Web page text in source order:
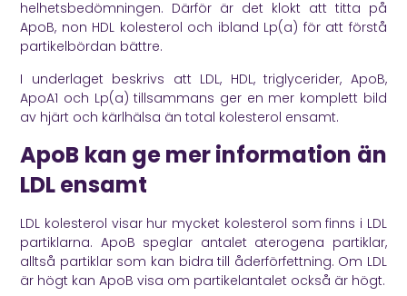
helhetsbedömningen. Därför är det klokt att titta på
ApoB, non HDL kolesterol och ibland Lp(a) för att förstå
partikelbördan bättre.
I underlaget beskrivs att LDL, HDL, triglycerider, ApoB,
ApoA1 och Lp(a) tillsammans ger en mer komplett bild
av hjärt och kärlhälsa än total kolesterol ensamt.
ApoB kan ge mer information än
LDL ensamt
LDL kolesterol visar hur mycket kolesterol som finns i LDL
partiklarna. ApoB speglar antalet aterogena partiklar,
alltså partiklar som kan bidra till åderförfettning. Om LDL
är högt kan ApoB visa om partikelantalet också är högt.